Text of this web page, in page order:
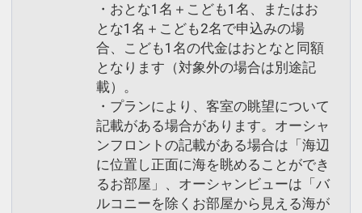
・おとな1名＋こども1名、またはお
とな1名＋こども2名で申込みの場
合、こども1名の代金はおとなと同額
となります（対象外の場合は別途記
載）。
・プランにより、客室の眺望について
記載がある場合があります。オーシャ
ンフロントの記載がある場合は「海辺
に位置し正面に海を眺めることができ
るお部屋」、オーシャンビューは「バ
ルコニーを除くお部屋から見える海が